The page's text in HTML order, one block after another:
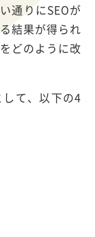
通りにSEOが
結果が得られ
どのように改
て、以下の4